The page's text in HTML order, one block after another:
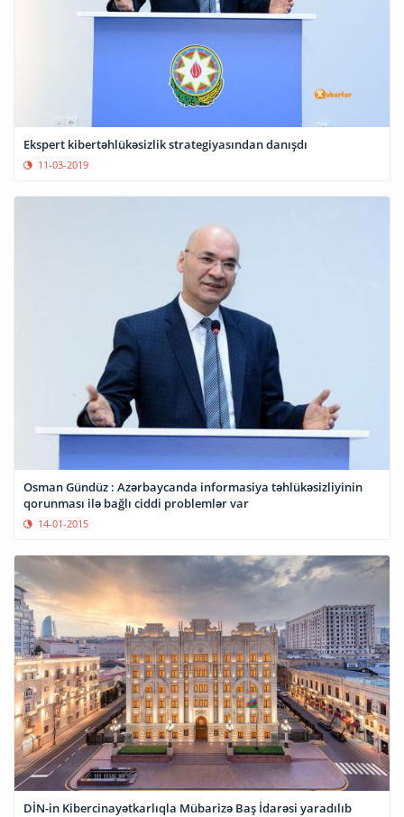
Ekspert kibertəhlükəsizlik strategiyasından danışdı
11-03-2019
Osman Gündüz : Azərbaycanda informasiya təhlükəsizliyinin
qorunması ilə bağlı ciddi problemlər var
14-01-2015
DİN-in Kibercinayətkarlıqla Mübarizə Baş İdarəsi yaradılıb